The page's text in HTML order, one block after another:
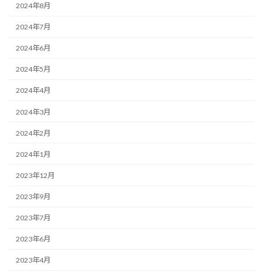
2024年8月
2024年7月
2024年6月
2024年5月
2024年4月
2024年3月
2024年2月
2024年1月
2023年12月
2023年9月
2023年7月
2023年6月
2023年4月